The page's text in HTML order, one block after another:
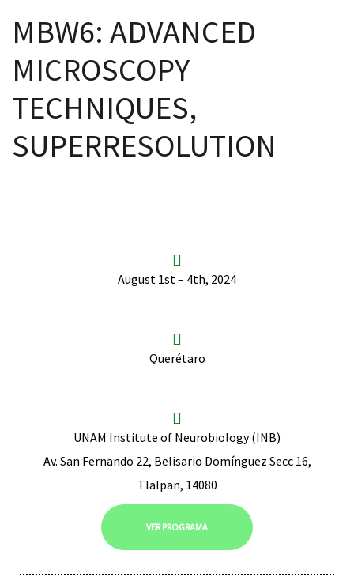
MBW6: ADVANCED
MICROSCOPY
TECHNIQUES,
SUPERRESOLUTION
August 1st – 4th, 2024
Querétaro
UNAM Institute of Neurobiology (INB)
Av. San Fernando 22, Belisario Domínguez Secc 16,
Tlalpan, 14080
VER PROGRAMA